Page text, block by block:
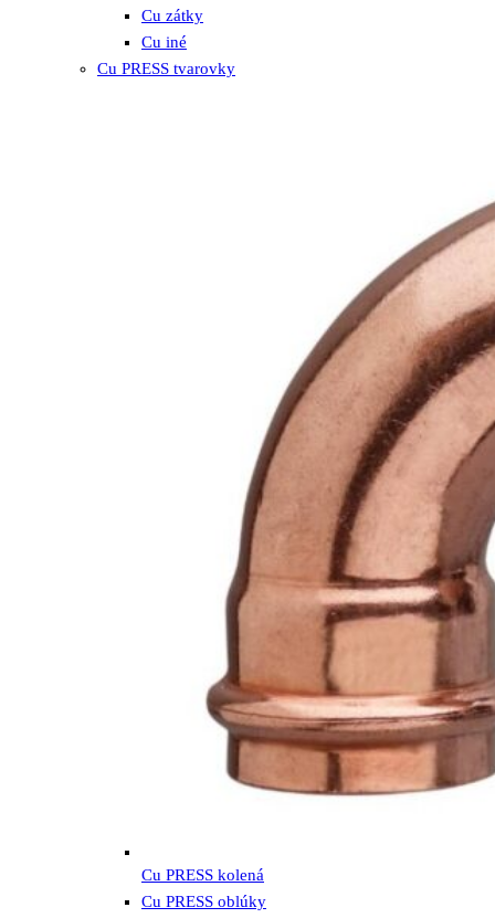
Cu zátky
Cu iné
Cu PRESS tvarovky
Cu PRESS kolená
Cu PRESS oblúky